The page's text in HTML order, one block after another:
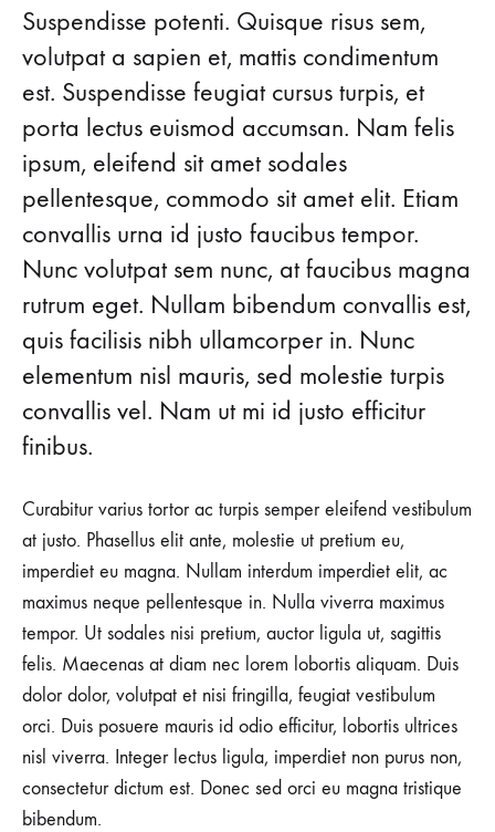
OUTFIT
TO
WEAR
A
5
Effortlessly
Cool
Outfit
Ideas
to
Wear
to
a
Contert
AUGUST
23,
2018
0
SHARE
NO
COMMENTS
ON
EFFORTLESSLY
COOL
IDEAS
Suspendisse potenti. Quisque risus sem,
volutpat a sapien et, mattis condimentum
est. Suspendisse feugiat cursus turpis, et
porta lectus euismod accumsan. Nam felis
ipsum, eleifend sit amet sodales
pellentesque, commodo sit amet elit. Etiam
convallis urna id justo faucibus tempor.
Nunc volutpat sem nunc, at faucibus magna
rutrum eget. Nullam bibendum convallis est,
quis facilisis nibh ullamcorper in. Nunc
elementum nisl mauris, sed molestie turpis
convallis vel. Nam ut mi id justo efficitur
finibus.
Curabitur varius tortor ac turpis semper eleifend vestibulum
at justo. Phasellus elit ante, molestie ut pretium eu,
imperdiet eu magna. Nullam interdum imperdiet elit, ac
maximus neque pellentesque in. Nulla viverra maximus
tempor. Ut sodales nisi pretium, auctor ligula ut, sagittis
felis. Maecenas at diam nec lorem lobortis aliquam. Duis
dolor dolor, volutpat et nisi fringilla, feugiat vestibulum
orci. Duis posuere mauris id odio efficitur, lobortis ultrices
nisl viverra. Integer lectus ligula, imperdiet non purus non,
consectetur dictum est. Donec sed orci eu magna tristique
bibendum.